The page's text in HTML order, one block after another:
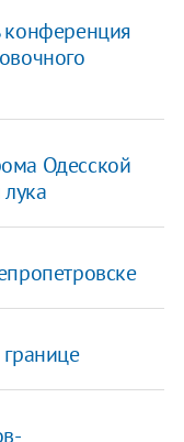
конференция
Одесской